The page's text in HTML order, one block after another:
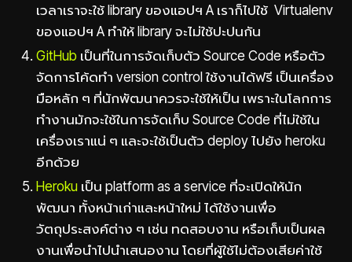
เวลาเราจะใช้ library ของแอปฯ A เราก็ไปใช้ Virtualenv
ของแอปฯ A ทำให้ library จะไม่ใช้ปะปนกัน
GitHub เป็นที่ในการจัดเก็บตัว Source Code หรือตัว
จัดการโค้ดทำ version control ใช้งานได้ฟรี เป็นเครื่อง
มือหลัก ๆ ที่นักพัฒนาควรจะใช้ให้เป็น เพราะในโลกการ
ทำงานมักจะใช้ในการจัดเก็บ Source Code ที่ไม่ใช้ใน
เครื่องเราแน่ ๆ และจะใช้เป็นตัว deploy ไปยัง heroku
อีกด้วย
Herokuเป็น platform as a service ที่จะเปิดให้นัก
พัฒนา ทั้งหน้าเก่าและหน้าใหม่ ได้ใช้งานเพื่อ
วัตถุประสงค์ต่าง ๆ เช่น ทดสอบงาน หรือเก็บเป็นผล
งานเพื่อนำไปนำเสนองาน โดยที่ผู้ใช้ไม่ต้องเสียค่าใช้